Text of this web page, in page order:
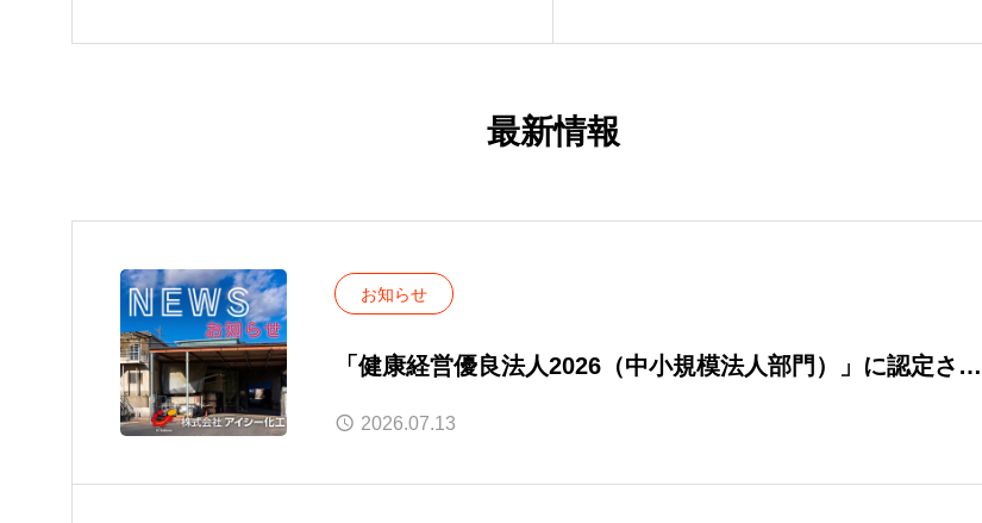
最新情報
お知らせ
「健康経営優良法人2026（中小規模法人部門）」に認定され
ました。
2026.07.13